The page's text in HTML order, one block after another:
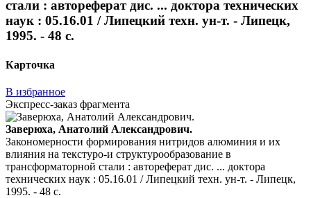
стали : автореферат дис. ... доктора технических
наук : 05.16.01 / Липецкий техн. ун-т. - Липецк,
1995. - 48 с.
Карточка
В избранное
Экспресс-заказ фрагмента
Заверюха, Анатолий Александрович.
Закономерности формирования нитридов алюминия и их
влияния на текстуро-и структурообразование в
трансформаторной стали : автореферат дис. ... доктора
технических наук : 05.16.01 / Липецкий техн. ун-т. - Липецк,
1995. - 48 с.